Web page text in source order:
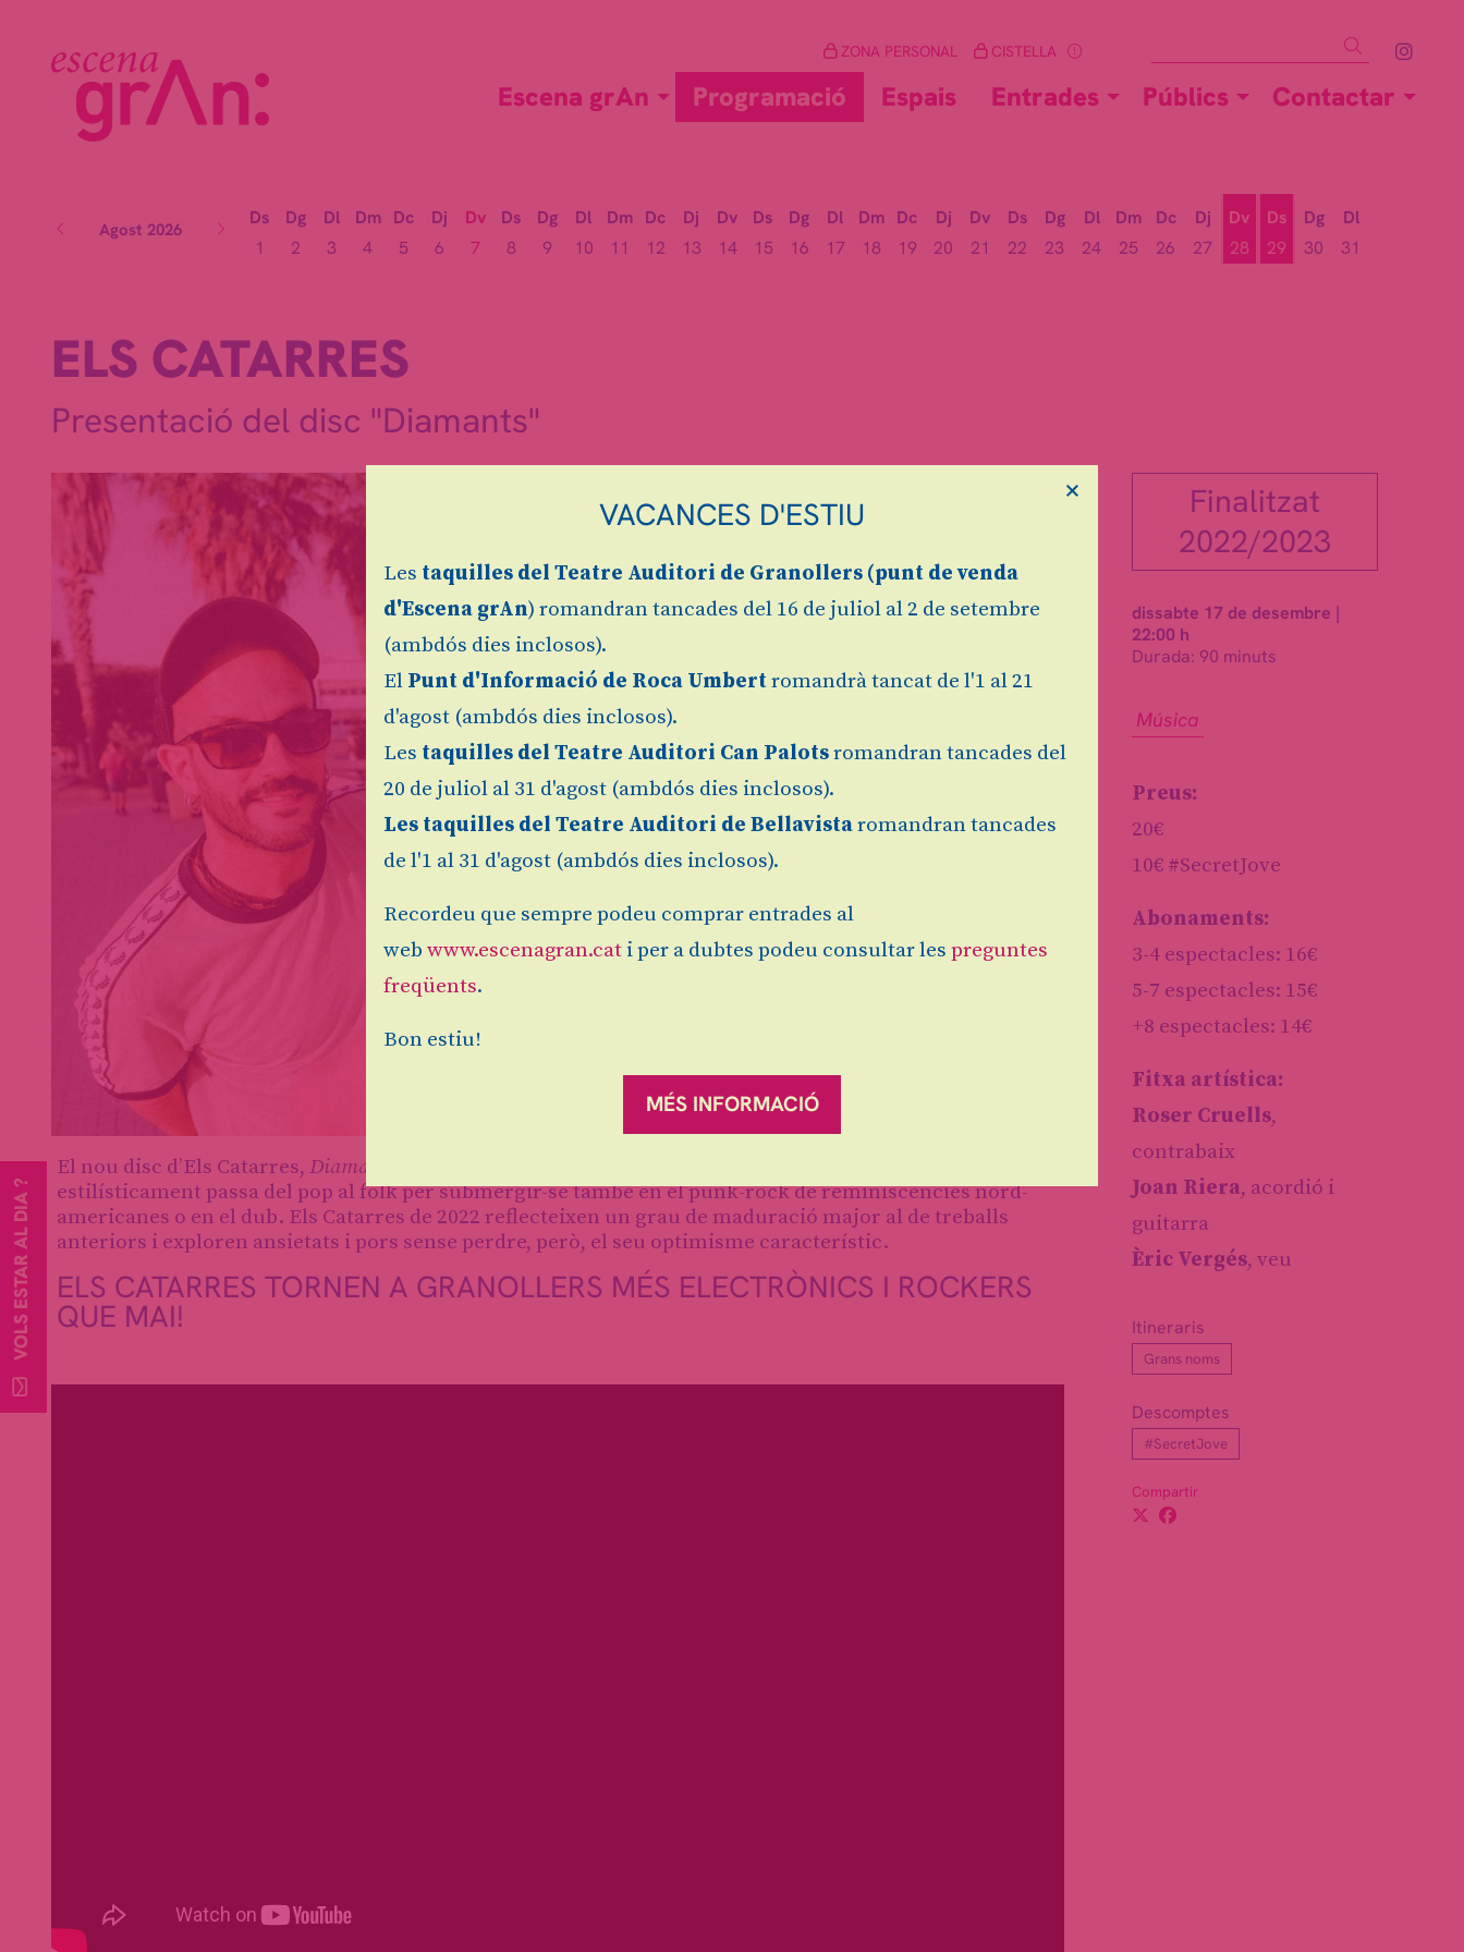
VOLS ESTAR AL DIA ?
Link
Cercar
ZONA PERSONAL CISTELLA
Escena grAn Programació Espais Entrades Públics Contactar
Agost 2026
Ds
1
Dg
2
Dl
3
Dm
4
Dc
5
Dj
6
Dv
7
Ds
8
Dg
9
Dl
10
Dm
11
Dc
12
Dj
13
Dv
14
Ds
15
Dg
16
Dl
17
Dm
18
Dc
19
Dj
20
Dv
21
Ds
22
Dg
23
Dl
24
Dm
25
Dc
26
Dj
27
Dv
28
Ds
29
Dg
30
Dl
31
ELS CATARRES
Presentació del disc "Diamants"
Finalitzat
2022/2023
dissabte 17 de desembre |
22:00 h
Durada: 90 minuts
Música
Preus:
20€
10€ #SecretJove
Abonaments:
3-4 espectacles: 16€
5-7 espectacles: 15€
+8 espectacles: 14€
Fitxa artística:
Roser Cruells,
contrabaix
Joan Riera, acordió i
guitarra
Èric Vergés, veu
Itineraris
Grans noms
Descomptes
#SecretJove
Compartir
El nou disc d’Els Catarres, Diamants
estilísticament passa del pop al folk per submergir-se també en el punk-rock de reminiscències nord-
americanes o en el dub. Els Catarres de 2022 reflecteixen un grau de maduració major al de treballs
anteriors i exploren ansietats i pors sense perdre, però, el seu optimisme característic.
ELS CATARRES TORNEN A GRANOLLERS MÉS ELECTRÒNICS I ROCKERS
QUE MAI!
VACANCES D'ESTIU
Les taquilles del Teatre Auditori de Granollers (punt de venda
d'Escena grAn) romandran tancades del 16 de juliol al 2 de setembre
(ambdós dies inclosos).
El Punt d'Informació de Roca Umbertromandrà tancat de l'1 al 21
d'agost (ambdós dies inclosos).
Les taquilles del Teatre Auditori Can Palotsromandran tancades del
20 de juliol al 31 d'agost (ambdós dies inclosos).
Les taquilles del Teatre Auditori de Bellavistaromandran tancades
de l'1 al 31 d'agost (ambdós dies inclosos).
Recordeu que sempre podeu comprar entrades al
web www.escenagran.cat i per a dubtes podeu consultar les preguntes
freqüents.
Bon estiu!
MÉS INFORMACIÓ
×